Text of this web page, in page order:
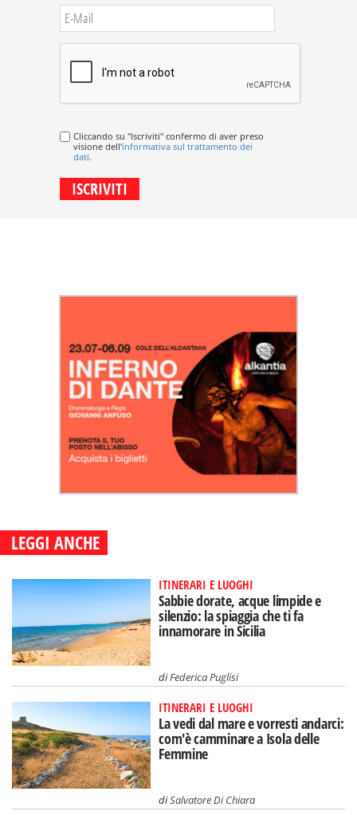
Cliccando su "Iscriviti" confermo di aver preso
visione dell'informativa sul trattamento dei
dati.
LEGGI ANCHE
ITINERARI E LUOGHI
Sabbie dorate, acque limpide e
silenzio: la spiaggia che ti fa
innamorare in Sicilia
diFederica Puglisi
ITINERARI E LUOGHI
La vedi dal mare e vorresti andarci:
com'è camminare a Isola delle
Femmine
diSalvatore Di Chiara